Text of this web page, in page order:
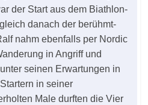
der Start aus dem Biathlon-
danach der berühmt-
nahm ebenfalls per Nordic
in Angriff und
seinen Erwartungen in
in seiner
Male durften die Vier